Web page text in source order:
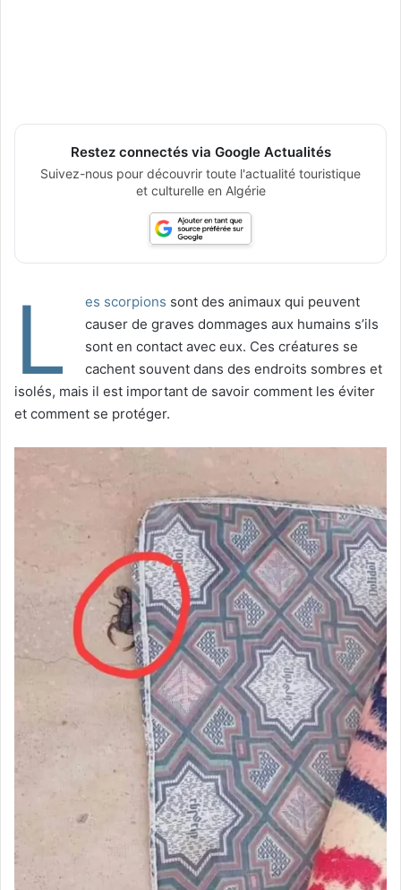
Restez connectés via Google Actualités
Suivez-nous pour découvrir toute l'actualité touristique
et culturelle en Algérie
L es scorpions sont des animaux qui peuvent
causer de graves dommages aux humains s’ils
sont en contact avec eux. Ces créatures se
cachent souvent dans des endroits sombres et
isolés, mais il est important de savoir comment les éviter
et comment se protéger.